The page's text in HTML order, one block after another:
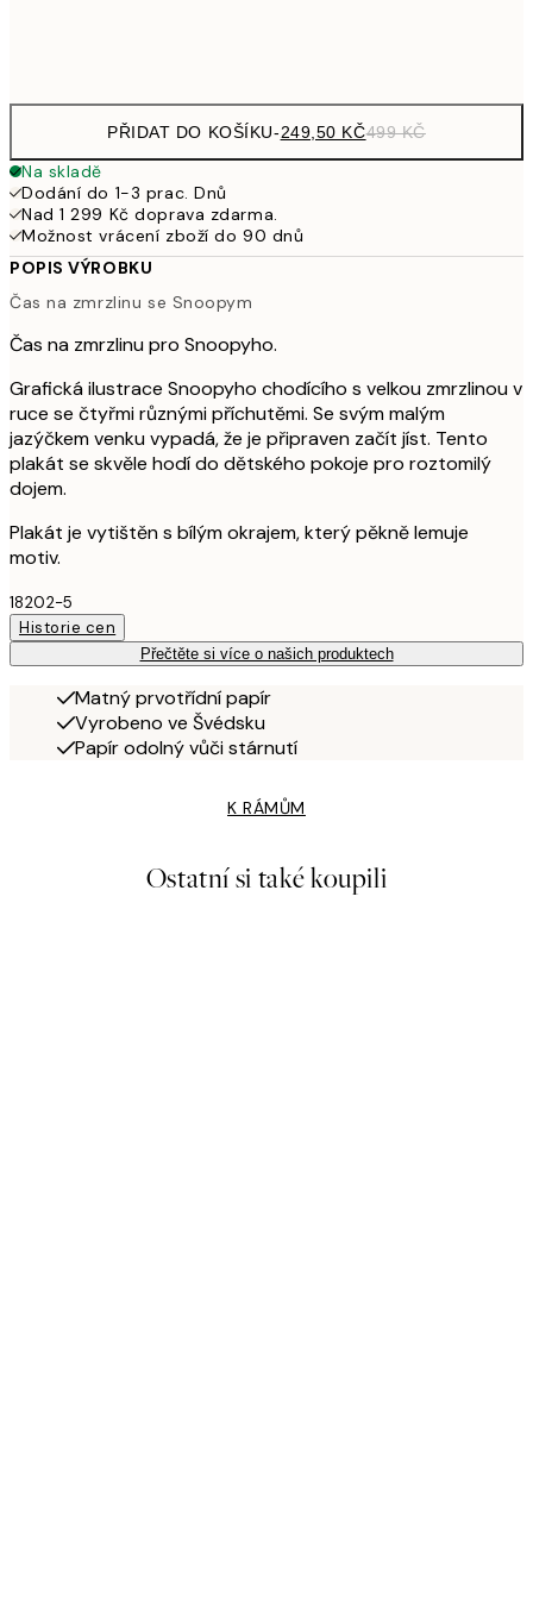
PŘIDAT DO KOŠÍKU-249,50 KČ499 KČ
Na skladě
Dodání do 1-3 prac. Dnů
Nad 1 299 Kč doprava zdarma.
Možnost vrácení zboží do 90 dnů
POPIS VÝROBKU
Čas na zmrzlinu se Snoopym
Čas na zmrzlinu pro Snoopyho.
Grafická ilustrace Snoopyho chodícího s velkou zmrzlinou v
ruce se čtyřmi různými příchutěmi. Se svým malým
jazýčkem venku vypadá, že je připraven začít jíst. Tento
plakát se skvěle hodí do dětského pokoje pro roztomilý
dojem.
Plakát je vytištěn s bílým okrajem, který pěkně lemuje
motiv.
18202-5
Historie cen
Přečtěte si více o našich produktech
Matný prvotřídní papír
Vyrobeno ve Švédsku
Papír odolný vůči stárnutí
K RÁMŮM
Ostatní si také koupili